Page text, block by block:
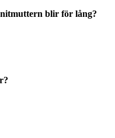
blir för lång?